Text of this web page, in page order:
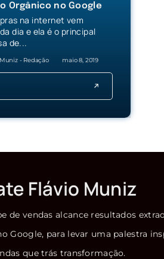
Orgânico no Google
na internet vem
dia e ela é o principal
de...
- Redação maio 8, 2019
Flávio Muniz
de vendas alcance resultados
Google, para levar uma palestra
que trás transformação.